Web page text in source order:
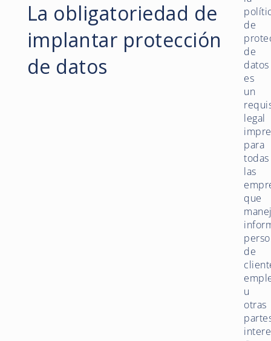
La obligatoriedad de
implantar protección
de datos
de
de
datos
es
un
legal
para
todas
las
que
de
u
otras